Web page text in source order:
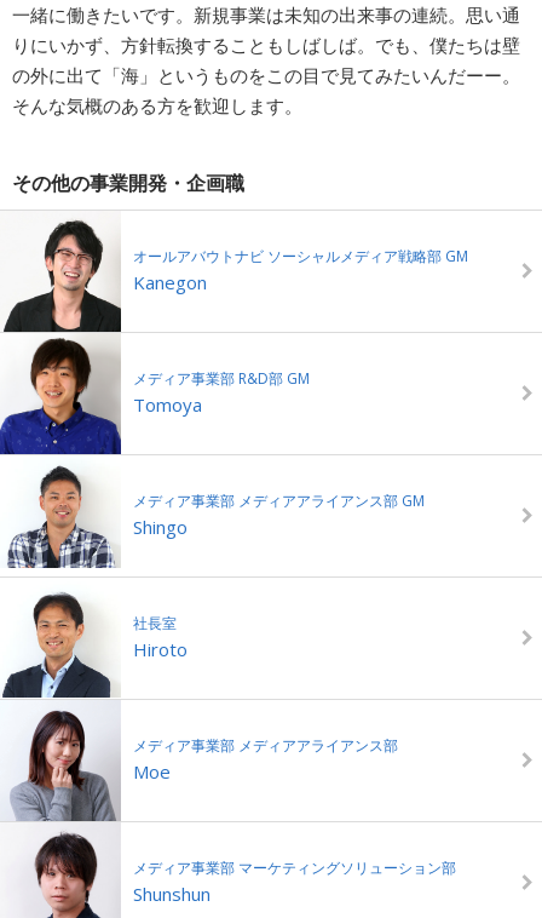
一緒に働きたいです。新規事業は未知の出来事の連続。思い通
りにいかず、方針転換することもしばしば。でも、僕たちは壁
の外に出て「海」というものをこの目で見てみたいんだーー。
そんな気概のある方を歓迎します。
その他の事業開発・企画職
オールアバウトナビ ソーシャルメディア戦略部 GM
Kanegon
メディア事業部 R&D部 GM
Tomoya
メディア事業部 メディアアライアンス部 GM
Shingo
社長室
Hiroto
メディア事業部 メディアアライアンス部
Moe
メディア事業部 マーケティングソリューション部
Shunshun